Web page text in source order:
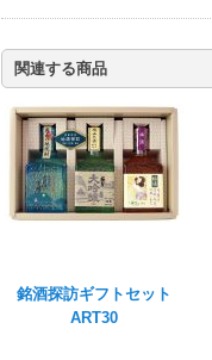
関連する商品
銘酒探訪ギフトセット
ART30